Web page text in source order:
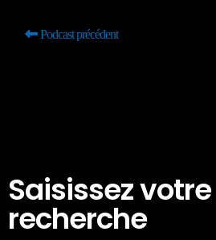
Podcast précédent
Saisissez votre
recherche